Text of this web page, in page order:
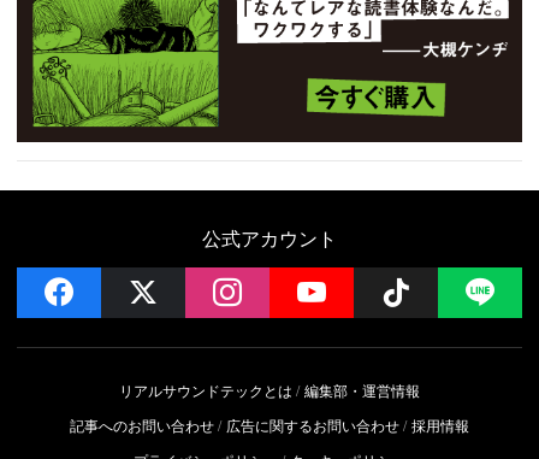
公式アカウント
facebook instagramYouTube Follow
リアルサウンドテックとは
編集部・運営情報
記事へのお問い合わせ
広告に関するお問い合わせ 採用情報